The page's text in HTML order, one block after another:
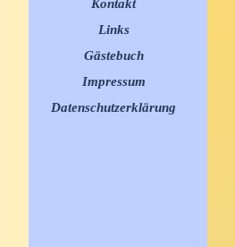
Kontakt
Links
Gästebuch
Impressum
Datenschutzerklärung